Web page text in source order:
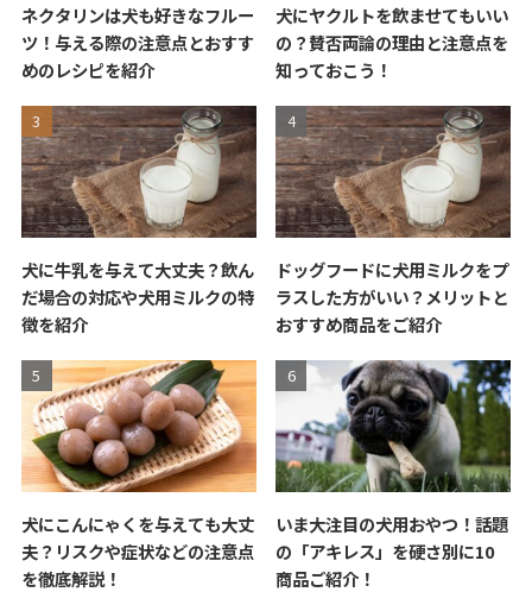
ネクタリンは犬も好きなフルー
ツ！与える際の注意点とおすす
めのレシピを紹介
犬にヤクルトを飲ませてもいい
の？賛否両論の理由と注意点を
知っておこう！
犬に牛乳を与えて大丈夫？飲ん
だ場合の対応や犬用ミルクの特
徴を紹介
ドッグフードに犬用ミルクをプ
ラスした方がいい？メリットと
おすすめ商品をご紹介
犬にこんにゃくを与えても大丈
夫？リスクや症状などの注意点
を徹底解説！
いま大注目の犬用おやつ！話題
の「アキレス」を硬さ別に10
商品ご紹介！